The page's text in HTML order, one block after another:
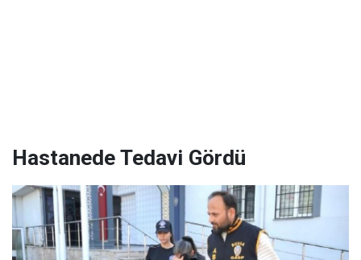
Hastanede Tedavi Gördü